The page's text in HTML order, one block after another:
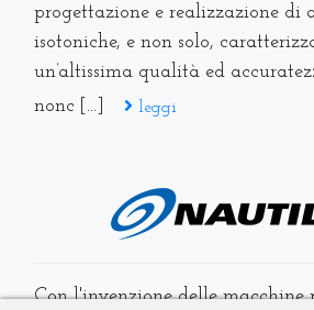
progettazione e realizzazione di
isotoniche, e non solo,
un’altissima qualità ed
nonc [...]
leggi
Con l'invenzione delle macchine